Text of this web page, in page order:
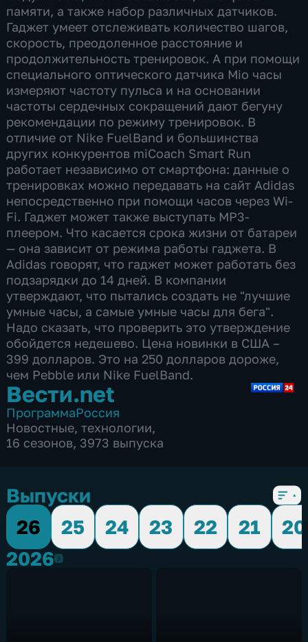
памяти, а также набор различных датчиков.
Гаджет умеет отслеживать количество шагов,
скорость, преодоленное расстояние и
продолжительность тренировок. А при помощи
специального оптического датчика Mio часы
измеряют частоту пульса и на основании
частоты сердечных сокращений дают бегуну
рекомендации по режиму тренировок. В
отличие от Nike FuelBand и большинства
других конкурентов miCoach Smart Run
работает независимо от смартфона: данные о
тренировках можно передавать на сайт Adidas
непосредственно при помощи часов через Wi-
Fi. Гаджет может также выступать MP3-
плеером. Что касается срока жизни от батареи
— она зависит от режима работы гаджета. В
Adidas говорят, что гаджет может работать без
подзарядки до 14 дней. В компании
утверждают, что пытались создать не "лучшие
умные часы, а самые умные часы для бега".
Надо сказать, что проверить это утверждение
обойдется недешево. Цена новинки в США –
399 долларов. Это на 250 долларов дороже,
чем Pebble или Nike FuelBand.
Вести.net
ПрограммаРоссия
Новостные,технологии,
16 сезонов, 3973 выпуска
Выпуски
26
25 24 23 22 21
20
20262026